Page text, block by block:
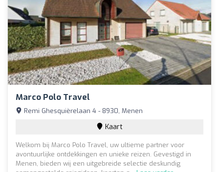
Marco Polo Travel
Remi Ghesquièrelaan 4 - 8930, Menen
Kaart
Welkom bij Marco Polo Travel, uw ultieme partner voor
avontuurlijke ontdekkingen en unieke reizen. Gevestigd in
Menen, bieden wij een uitgebreide selectie deskundig